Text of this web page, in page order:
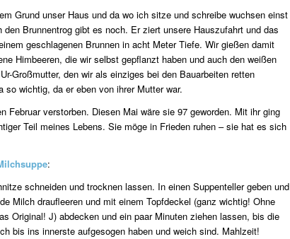
Grund unser Haus und da wo ich sitze und schreibe wuchsen einst
den Brunnentrog gibt es noch. Er ziert unsere Hauszufahrt und das
geschlagenen Brunnen in acht Meter Tiefe. Wir gießen damit
Himbeeren, die wir selbst gepflanzt haben und auch den weißen
Großmutter, den wir als einziges bei den Bauarbeiten retten
so wichtig, da er eben von ihrer Mutter war.
Februar verstorben. Diesen Mai wäre sie 97 geworden. Mit ihr ging
Teil meines Lebens. Sie möge in Frieden ruhen – sie hat es sich
:
schneiden und trocknen lassen. In einen Suppenteller geben und
Milch draufleeren und mit einem Topfdeckel (ganz wichtig! Ohne
Original! J) abdecken und ein paar Minuten ziehen lassen, bis die
bis ins innerste aufgesogen haben und weich sind. Mahlzeit!